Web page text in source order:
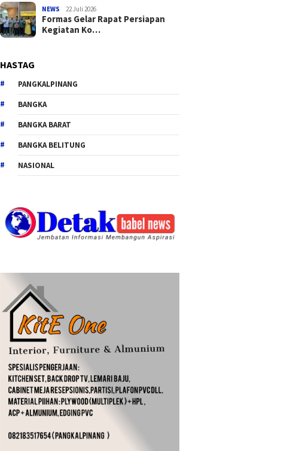
NEWS 22 Juli 2026
Formas Gelar Rapat Persiapan
Kegiatan Ko…
HASTAG
PANGKALPINANG
BANGKA
BANGKA BARAT
BANGKA BELITUNG
NASIONAL